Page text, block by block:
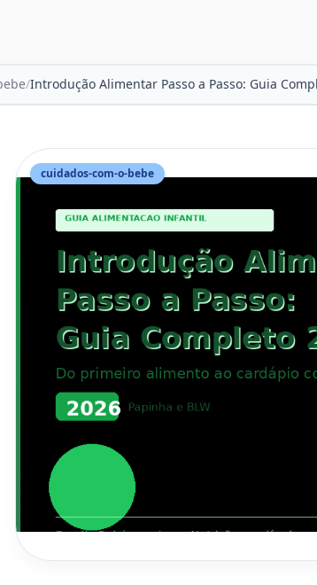
/Introdução Alimentar Passo a Passo: Guia
cuidados-com-o-bebe